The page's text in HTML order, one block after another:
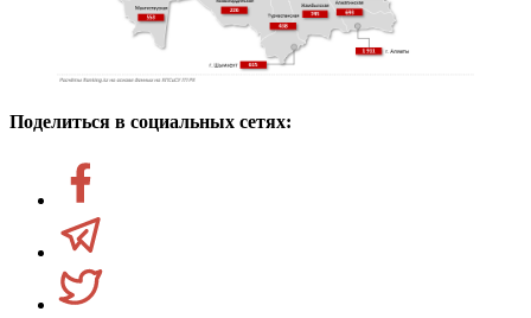
Поделиться в социальных сетях: